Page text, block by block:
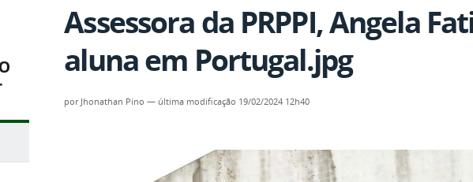
Assessora da PRPPI, Angela
aluna em Portugal.jpg
por Jhonathan Pino — última modificação 19/02/2024 12h40